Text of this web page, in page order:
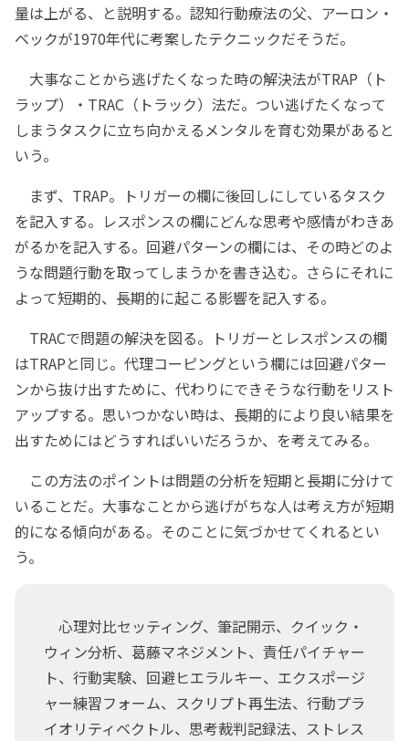
量は上がる、と説明する。認知行動療法の父、アーロン・
ベックが1970年代に考案したテクニックだそうだ。
大事なことから逃げたくなった時の解決法がTRAP（ト
ラップ）・TRAC（トラック）法だ。つい逃げたくなって
しまうタスクに立ち向かえるメンタルを育む効果があると
いう。
まず、TRAP。トリガーの欄に後回しにしているタスク
を記入する。レスポンスの欄にどんな思考や感情がわきあ
がるかを記入する。回避パターンの欄には、その時どのよ
うな問題行動を取ってしまうかを書き込む。さらにそれに
よって短期的、長期的に起こる影響を記入する。
TRACで問題の解決を図る。トリガーとレスポンスの欄
はTRAPと同じ。代理コーピングという欄には回避パター
ンから抜け出すために、代わりにできそうな行動をリスト
アップする。思いつかない時は、長期的により良い結果を
出すためにはどうすればいいだろうか、を考えてみる。
この方法のポイントは問題の分析を短期と長期に分けて
いることだ。大事なことから逃げがちな人は考え方が短期
的になる傾向がある。そのことに気づかせてくれるとい
う。
心理対比セッティング、筆記開示、クイック・
ウィン分析、葛藤マネジメント、責任パイチャー
ト、行動実験、回避ヒエラルキー、エクスポージ
ャー練習フォーム、スクリプト再生法、行動プラ
イオリティベクトル、思考裁判記録法、ストレス